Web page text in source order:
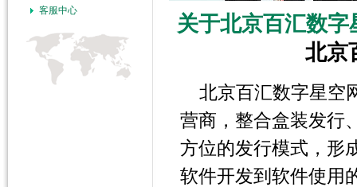
客服中心
关于北京百汇数
北京
北京百汇数字星空
营商，整合盒装发行
方位的发行模式，形
软件开发到软件使用